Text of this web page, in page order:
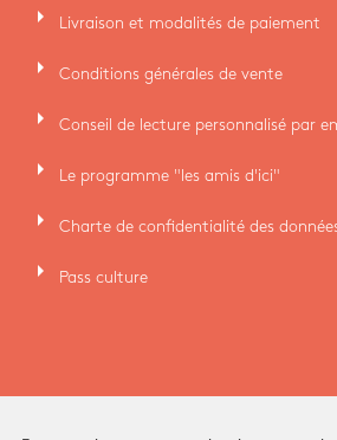
arrow_right Livraison et modalités de paiement
arrow_right Conditions générales de vente
arrow_right Conseil de lecture personnalisé par
arrow_right Le programme "les amis d'ici"
arrow_right Charte de confidentialité des
arrow_right Pass culture